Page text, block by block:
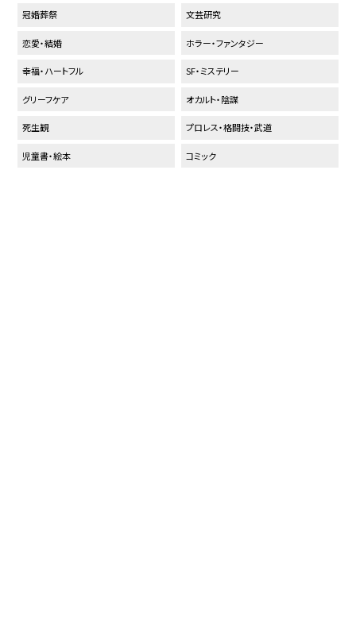
冠婚葬祭
恋愛・結婚
幸福・ハートフル
グリーフケア
死生観
児童書・絵本
文芸研究
ホラー・ファンタジー
SF・ミステリー
オカルト・陰謀
プロレス・格闘技・武道
コミック